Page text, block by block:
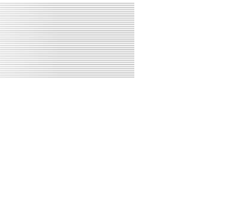
CARAPAZ
SU SCHMID E KOOIJ